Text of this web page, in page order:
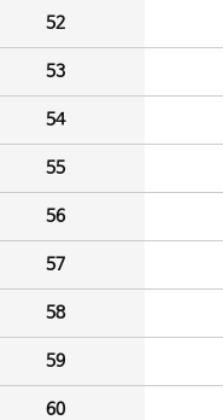
52
53
54
55
56
57
58
59
60